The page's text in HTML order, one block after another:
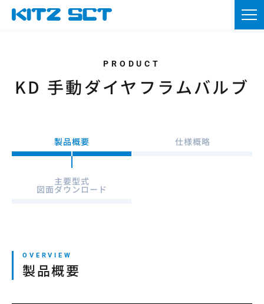
TOP
会員登録
KD 手動ダイヤフラムバルブ
製品概要 仕様概略
主要型式
図面ダウンロード
製品概要